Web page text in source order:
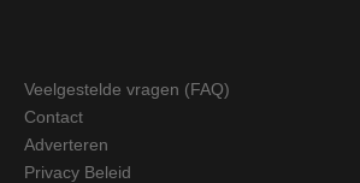
Veelgestelde vragen (FAQ)
Contact
Adverteren
Privacy Beleid